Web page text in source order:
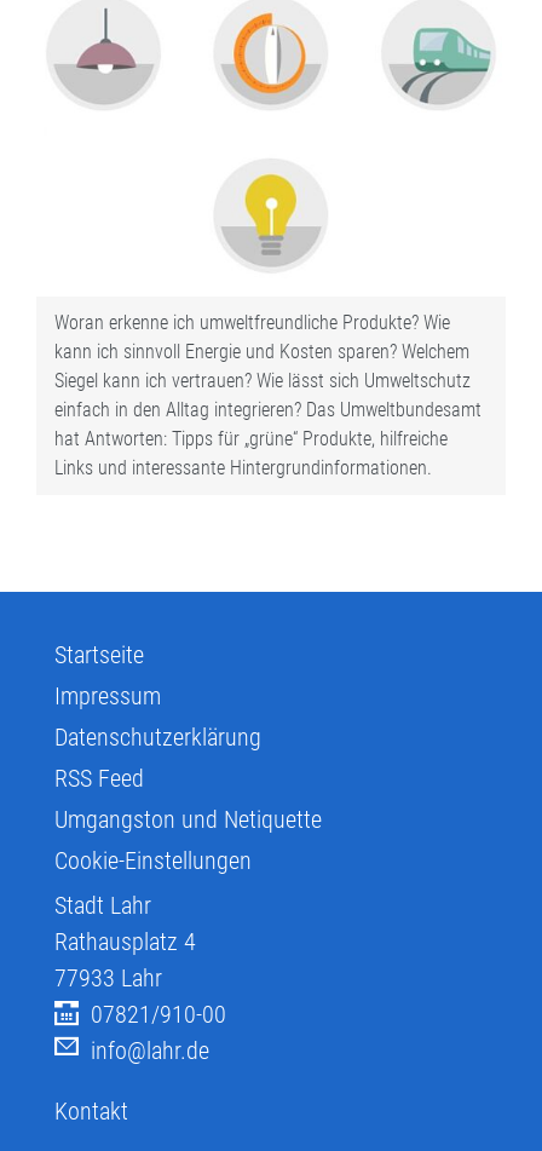
Woran erkenne ich umweltfreundliche Produkte? Wie
kann ich sinnvoll Energie und Kosten sparen? Welchem
Siegel kann ich vertrauen? Wie lässt sich Umweltschutz
einfach in den Alltag integrieren? Das Umweltbundesamt
hat Antworten: Tipps für „grüne“ Produkte, hilfreiche
Links und interessante Hintergrundinformationen.
Startseite
Impressum
Datenschutzerklärung
RSS Feed
Umgangston und Netiquette
Cookie-Einstellungen
Stadt Lahr
Rathausplatz 4
77933 Lahr
07821/910-00
info@lahr.de
Kontakt